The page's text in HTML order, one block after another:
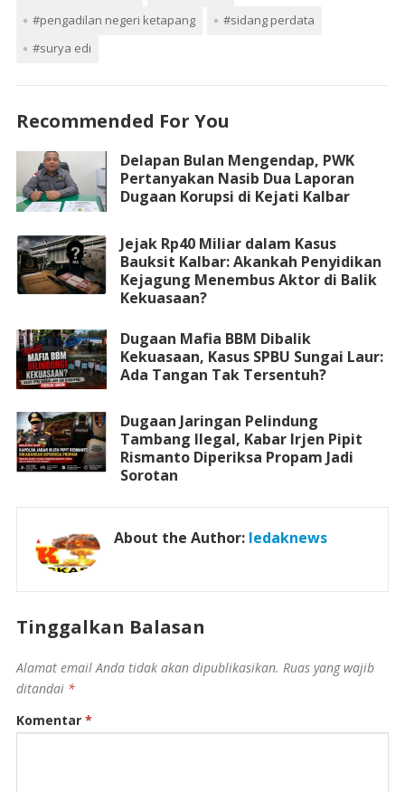
#pengadilan negeri ketapang
#sidang perdata
#surya edi
Recommended For You
Delapan Bulan Mengendap, PWK
Pertanyakan Nasib Dua Laporan
Dugaan Korupsi di Kejati Kalbar
Jejak Rp40 Miliar dalam Kasus
Bauksit Kalbar: Akankah Penyidikan
Kejagung Menembus Aktor di Balik
Kekuasaan?
Dugaan Mafia BBM Dibalik
Kekuasaan, Kasus SPBU Sungai Laur:
Ada Tangan Tak Tersentuh?
Dugaan Jaringan Pelindung
Tambang Ilegal, Kabar Irjen Pipit
Rismanto Diperiksa Propam Jadi
Sorotan
About the Author: ledaknews
Tinggalkan Balasan
Alamat email Anda tidak akan dipublikasikan. Ruas yang wajib
ditandai *
Komentar *